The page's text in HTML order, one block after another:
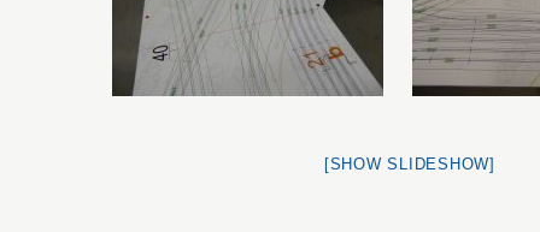
[SHOW SLIDESHOW]